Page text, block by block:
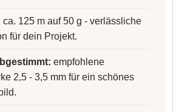
ca. 125 m auf 50 g - verlässliche
für dein Projekt.
empfohlene
2,5 - 3,5 mm für ein schönes